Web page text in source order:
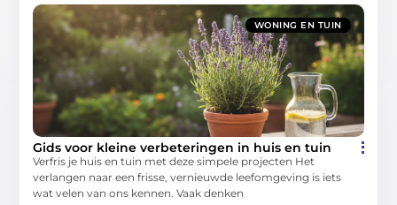
WONING EN TUIN
Gids voor kleine verbeteringen in huis en tuin
Verfris je huis en tuin met deze simpele projecten Het
verlangen naar een frisse, vernieuwde leefomgeving is iets
wat velen van ons kennen. Vaak denken